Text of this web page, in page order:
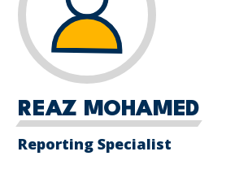
REAZ MOHAMED
Reporting Specialist